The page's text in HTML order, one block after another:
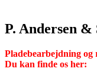
P. Andersen &
Pladebearbejdning
Du kan finde os her: